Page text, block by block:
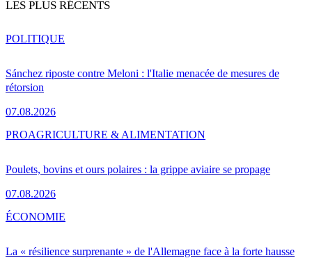
LES PLUS RÉCENTS
Sánchez riposte contre Meloni : l'Italie menacée de mesures de
rétorsion
07.08.2026
POLITIQUE
Poulets, bovins et ours polaires : la grippe aviaire se propage
07.08.2026
PROAGRICULTURE & ALIMENTATION
La « résilience surprenante » de l'Allemagne face à la forte hausse
ÉCONOMIE